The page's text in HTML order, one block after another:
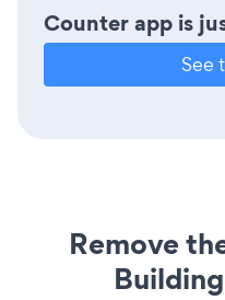
Counter app is
See
Remove